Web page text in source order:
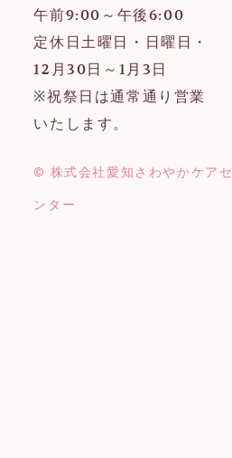
午前9:00～午後6:00
定休日土曜日・日曜日・
12月30日～1月3日
※祝祭日は通常通り営業
いたします。
© 株式会社愛知さわやかケアセ
ンター